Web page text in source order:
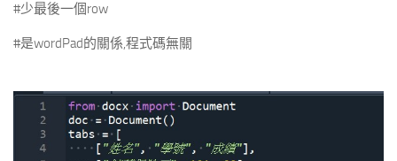
#少最後一個row
#是wordPad的關係,程式碼無關